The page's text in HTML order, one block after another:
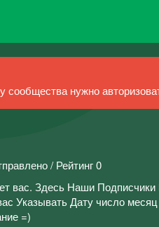
нужно
/ Рейтинг 0
вас. Здесь Наши
Указывать Дату число
=)